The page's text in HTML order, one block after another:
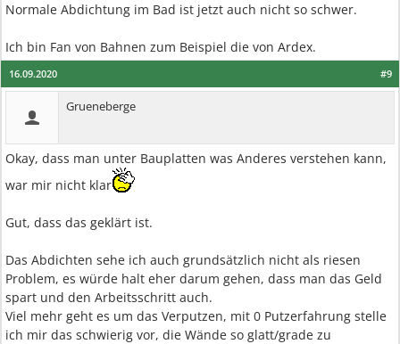
Normale Abdichtung im Bad ist jetzt auch nicht so schwer.
Ich bin Fan von Bahnen zum Beispiel die von Ardex.
#9
16.09.2020
Grueneberge
Okay, dass man unter Bauplatten was Anderes verstehen kann,
war mir nicht klar
Gut, dass das geklärt ist.
Das Abdichten sehe ich auch grundsätzlich nicht als riesen
Problem, es würde halt eher darum gehen, dass man das Geld
spart und den Arbeitsschritt auch.
Viel mehr geht es um das Verputzen, mit 0 Putzerfahrung stelle
ich mir das schwierig vor, die Wände so glatt/grade zu